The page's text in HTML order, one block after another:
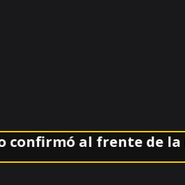
al frente de la